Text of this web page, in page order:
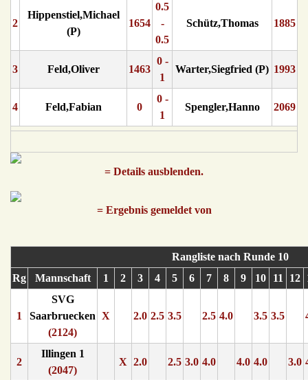
2
Hippenstiel,Michael
(P)
1654
0.5
-
0.5
Schütz,Thomas 1885
3 Feld,Oliver 1463
0 -
1
Warter,Siegfried (P) 1993
4 Feld,Fabian 0
0 -
1
Spengler,Hanno 2069
= Details ausblenden.
= Ergebnis gemeldet von
Rangliste nach Runde 10
Rg
Mannschaft 1 2 3 4 5 6 7 8 9 10 11 12
1
SVG
Saarbruecken
(2124)
X 2.0 2.5 3.5 2.5 4.0 3.5 3.5
2
Illingen 1
(2047)
X 2.0 2.5 3.0 4.0 4.0 4.0 3.0